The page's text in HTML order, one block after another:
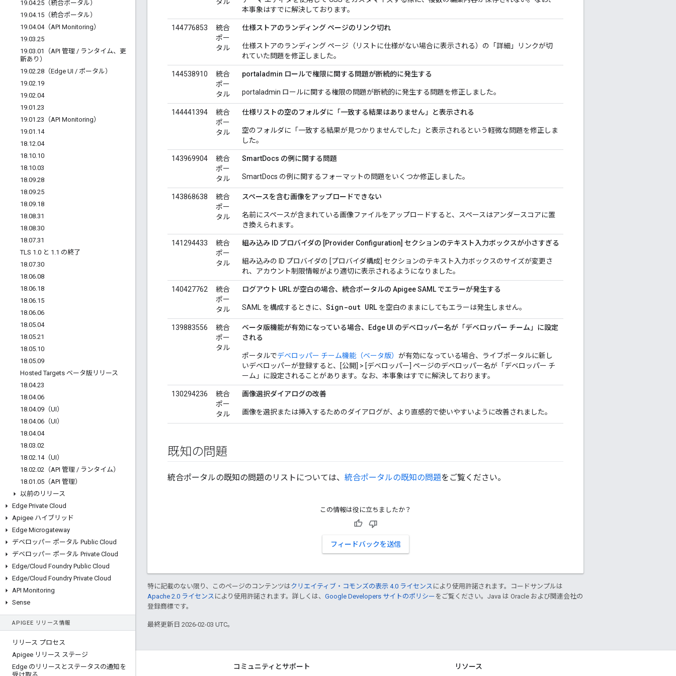
19.04.25（統合ポータル）
19.04.15（統合ポータル）
19.04.04（API Monitoring）
19.03.25
19.03.01（API 管理 / ランタイム、更
新あり）
19.02.28（Edge UI / ポータル）
19.02.19
19.02.04
19.01 .23
19.01 .23（API Monitoring）
19.01 .14
18.12.04
18.10.10
18.10.03
18.09.28
18.09.25
18.09.18
18.08.31
18.08.30
18.07.31
TLS 1 .0 と 1 .1 の終了
18.07.30
18.06.08
18.06.18
18.06.15
18.06.06
18.05.04
18.05.21
18.05.10
18.05.09
Hosted Targets ベータ版リリース
18.04.23
18.04.06
18.04.09（UI）
18.04.06（UI）
18.04.04
18.03.02
18.02.14（UI）
18.02.02（API 管理 / ランタイム）
18.01 .05（API 管理）
以前のリリース
Edge Private Cloud
Apigee ハイブリッド
Edge Microgateway
デベロッパー ポータル Public Cloud
デベロッパー ポータル Private Cloud
Edge/Cloud Foundry Public Cloud
Edge/Cloud Foundry Private Cloud
API Monitoring
Sense
APIGEE リリース情報
リリース プロセス
Apigee リリース ステージ
Edge のリリースとステータスの通知を
本事象はすでに解決しております。
144776853
統合
ポー
タル
仕様ストアのランディング ページのリンク切れ
仕様ストアのランディング ページ（リストに仕様がない場合に表示される）の「詳細」リンクが切
れていた問題を修正しました。
144538910
統合
ポー
タル
portaladmin ロールで権限に関する問題が断続的に発生する
portaladmin ロールに関する権限の問題が断続的に発生する問題を修正しました。
144441394
統合
ポー
タル
仕様リストの空のフォルダに「一致する結果はありません」と表示される
空のフォルダに「一致する結果が見つかりませんでした」と表示されるという軽微な問題を修正しま
した。
143969904
統合
ポー
タル
SmartDocs の例に関する問題
SmartDocs の例に関するフォーマットの問題をいくつか修正しました。
143868638
統合
ポー
タル
スペースを含む画像をアップロードできない
名前にスペースが含まれている画像ファイルをアップロードすると、スペースはアンダースコアに置
き換えられます。
141294433
統合
ポー
タル
組み込み ID プロバイダの [Provider Configuration] セクションのテキスト入力ボックスが小さすぎる
組み込みの ID プロバイダの [プロバイダ構成] セクションのテキスト入力ボックスのサイズが変更さ
れ、アカウント制限情報がより適切に表示されるようになりました。
140427762
統合
ポー
タル
ログアウト URL が空白の場合、統合ポータルの Apigee SAML でエラーが発生する
SAML を構成するときに、 Sign-out URL を空白のままにしてもエラーは発生しません。
139883556
統合
ポー
タル
ベータ版機能が有効になっている場合、Edge UI のデベロッパー名が「デベロッパー チーム」に設定
される
ポータルでデベロッパー チーム機能（ベータ版） が有効になっている場合、ライブポータルに新し
いデベロッパーが登録すると、[公開] > [デベロッパー] ページのデベロッパー名が「デベロッパー チ
ーム」に設定されることがあります。なお、本事象はすでに解決しております。
130294236
統合
ポー
タル
画像選択ダイアログの改善
画像を選択または挿入するためのダイアログが、より直感的で使いやすいように改善されました。
既知の問題
統合ポータルの既知の問題のリストについては、 統合ポータルの既知の問題をご覧ください。
この情報は役に立ちましたか？
フィードバックを送信
特に記載のない限り、このページのコンテンツはクリエイティブ・コモンズの表示 4.0 ライセンス により使用許諾されます。コードサンプルは
Apache 2.0 ライセンス により使用許諾されます。詳しくは、 Google Developers サイトのポリシー をご覧ください。Java は Oracle および関連会社の
登録商標です。
最終更新日 2026-02-03 UTC。
Apigee について コミュニティとサポート リソース